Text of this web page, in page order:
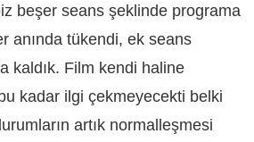
beşer seans şeklinde programa
anında tükendi, ek seans
kaldık. Film kendi haline
bu kadar ilgi çekmeyecekti belki
artık normalleşmesi